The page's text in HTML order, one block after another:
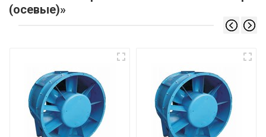
(осевые)»